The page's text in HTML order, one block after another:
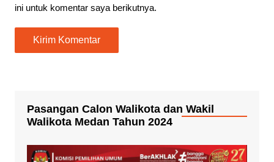
ini untuk komentar saya berikutnya.
Pasangan Calon Walikota dan Wakil
Walikota Medan Tahun 2024